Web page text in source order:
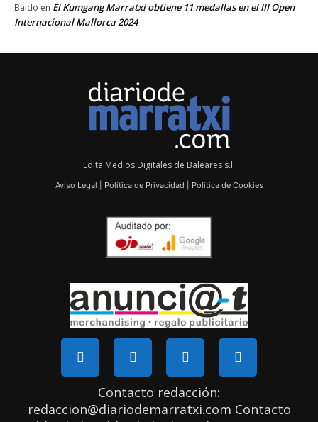
Baldo en El Kumgang Marratxí obtiene 11 medallas en el III Open
Internacional Mallorca 2024
Edita Medios Digitales de Baleares s.l.
Aviso Legal Política de Privacidad Política de Cookies
Contacto redacción:
redaccion@diariodemarratxi.com Contacto